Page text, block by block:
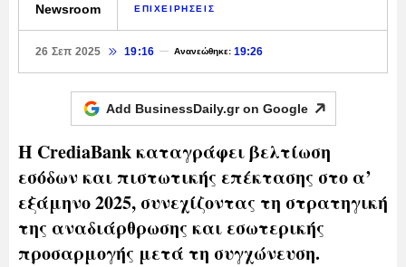
Newsroom ΕΠΙΧΕΙΡΗΣΕΙΣ
26 Σεπ 2025 19:16 Ανανεώθηκε: 19:26
Add BusinessDaily.gr on Google
Η CrediaBank καταγράφει βελτίωση
εσόδων και πιστωτικής επέκτασης στο α’
εξάμηνο 2025, συνεχίζοντας τη στρατηγική
της αναδιάρθρωσης και εσωτερικής
προσαρμογής μετά τη συγχώνευση.